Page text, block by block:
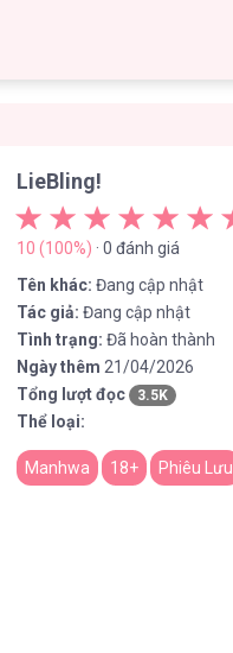
LieBling!
10 (100%) · 0 đánh giá
Tên khác: Đang cập nhật
Tác giả: Đang cập nhật
Tình trạng: Đã hoàn thành
Ngày thêm 21/04/2026
Tổng lượt đọc
3.5K
Thể loại:
Manhwa 18+ Phiêu Lưu